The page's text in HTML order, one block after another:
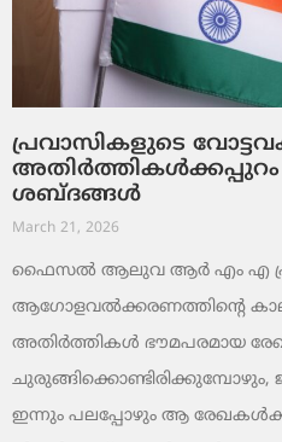
പ്രവാസികളുടെ
ശബ്ദങ്ങൾ
March 21, 2026
ഫൈസൽ ആലുവ ആർ എം എ
ആഗോളവൽക്കരണത്തിന്റെ
അതിർത്തികൾ ഭൗമപരമായ
ചുരുങ്ങിക്കൊണ്ടിരിക്കുമ്പോഴും,
ഇന്നും പലപ്പോഴും ആ